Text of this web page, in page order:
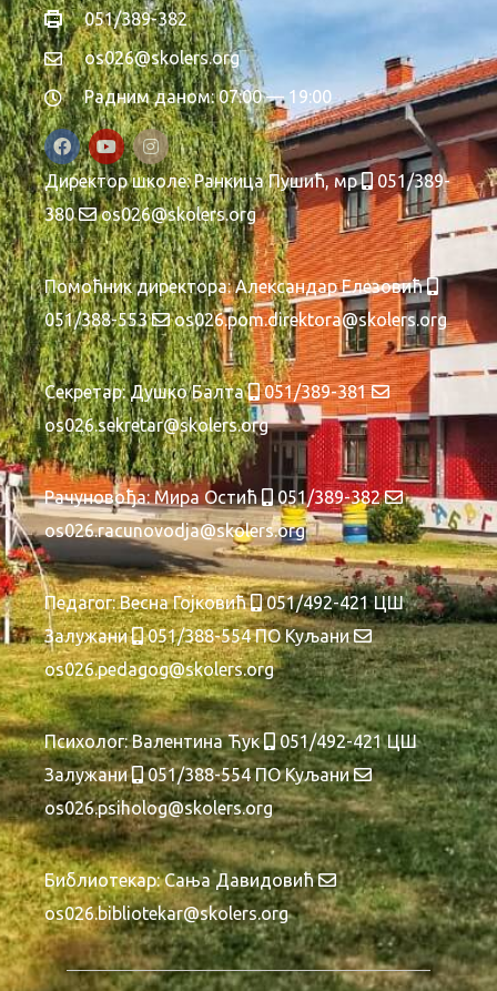
051/389-382
os026@skolers.org
Радним даном: 07:00 — 19:00
Директор школе: Ранкица Пушић, мр
051/389-
380
os026@skolers.org
Помоћник директора: Александар Елезовић
051/388-553
os026.pom.direktora@skolers.org
Секретар: Душко Балта
051/389-381
os026.sekretar@skolers.org
Рачуновођа: Мира Остић
051/389-382
os026.racunovodja@skolers.org
Педагог: Весна Гојковић
051/492-421 ЦШ
Залужани
051/388-554 ПО Куљани
os026.pedagog@skolers.org
Психолог: Валентина Ћук
051/492-421 ЦШ
Залужани
051/388-554 ПО Куљани
os026.psiholog@skolers.org
Библиотекар: Сања Давидовић
os026.bibliotekar@skolers.org